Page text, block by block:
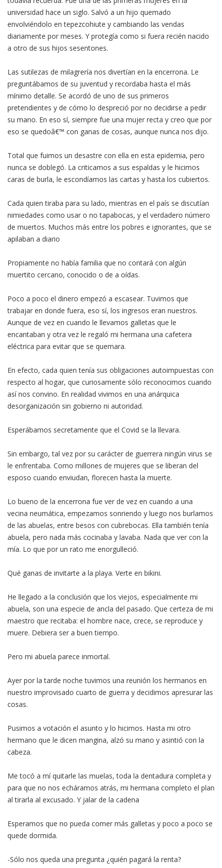
universidad hace un siglo. Salvó a un hijo quemado
envolviéndolo en tepezcohiute y cambiando las vendas
diariamente por meses. Y protegía como si fuera recién nacido
a otro de sus hijos sesentones.
Las sutilezas de milagrería nos divertían en la encerrona. Le
preguntábamos de su juventud y recordaba hasta el más
mínimo detalle. Se acordó de uno de sus primeros
pretendientes y de cómo lo despreció por no decidirse a pedir
su mano. En eso sí, siempre fue una mujer recta y creo que por
eso se quedoâ€™ con ganas de cosas, aunque nunca nos dijo.
Total que fuimos un desastre con ella en esta epidemia, pero
nunca se doblegó. La criticamos a sus espaldas y le hicimos
caras de burla, le escondíamos las cartas y hasta los cubiertos.
Cada quien tiraba para su lado, mientras en el país se discutían
nimiedades como usar o no tapabocas, y el verdadero número
de muertos. Muchos más entre los pobres e ignorantes, que se
apilaban a diario
Propiamente no había familia que no contará con algún
muertito cercano, conocido o de a oídas.
Poco a poco el dinero empezó a escasear. Tuvimos que
trabajar en donde fuera, eso sí, los ingresos eran nuestros.
Aunque de vez en cuando le llevamos galletas que le
encantaban y otra vez le regaló mi hermana una cafetera
eléctrica para evitar que se quemara.
En efecto, cada quien tenía sus obligaciones autoimpuestas con
respecto al hogar, que curiosamente sólo reconocimos cuando
así nos convino. En realidad vivimos en una anárquica
desorganización sin gobierno ni autoridad.
Esperábamos secretamente que el Covid se la llevara.
Sin embargo, tal vez por su carácter de guerrera ningún virus se
le enfrentaba. Como millones de mujeres que se liberan del
esposo cuando enviudan, florecen hasta la muerte.
Lo bueno de la encerrona fue ver de vez en cuando a una
vecina neumática, empezamos sonriendo y luego nos burlamos
de las abuelas, entre besos con cubrebocas. Ella también tenía
abuela, pero nada más cocinaba y lavaba. Nada que ver con la
mía. Lo que por un rato me enorgulleció.
Qué ganas de invitarte a la playa. Verte en bikini.
He llegado a la conclusión que los viejos, especialmente mi
abuela, son una especie de ancla del pasado. Que certeza de mi
maestro que recitaba: el hombre nace, crece, se reproduce y
muere. Debiera ser a buen tiempo.
Pero mi abuela parece inmortal.
Ayer por la tarde noche tuvimos una reunión los hermanos en
nuestro improvisado cuarto de guerra y decidimos apresurar las
cosas.
Pusimos a votación el asunto y lo hicimos. Hasta mi otro
hermano que le dicen mangina, alzó su mano y asintió con la
cabeza.
Me tocó a mí quitarle las muelas, toda la dentadura completa y
para que no nos echáramos atrás, mi hermana completo el plan
al tirarla al excusado. Y jalar de la cadena
Esperamos que no pueda comer más galletas y poco a poco se
quede dormida.
-Sólo nos queda una pregunta ¿quién pagará la renta?